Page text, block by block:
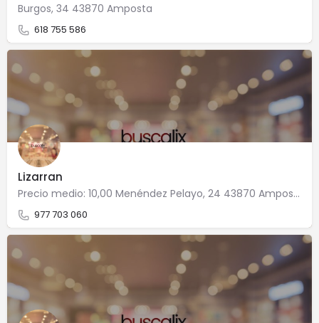
Burgos, 34 43870 Amposta
618 755 586
Lizarran
Precio medio: 10,00 Menéndez Pelayo, 24 43870 Amposta
977 703 060